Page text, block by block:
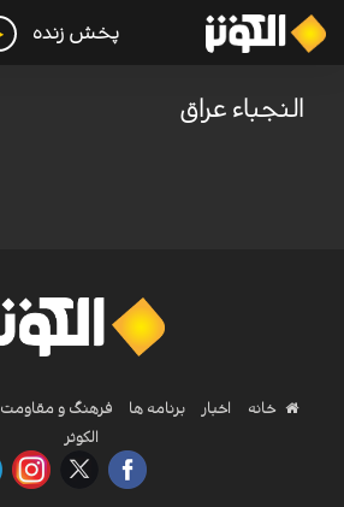
پخش زنده
النجباء عراق
خانه اخبار برنامه ها فرهنگ و مقاومت
الکوثر